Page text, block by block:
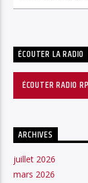
ÉCOUTER LA RADIO
ÉCOUTER RADIO
ARCHIVES
juillet 2026
mars 2026